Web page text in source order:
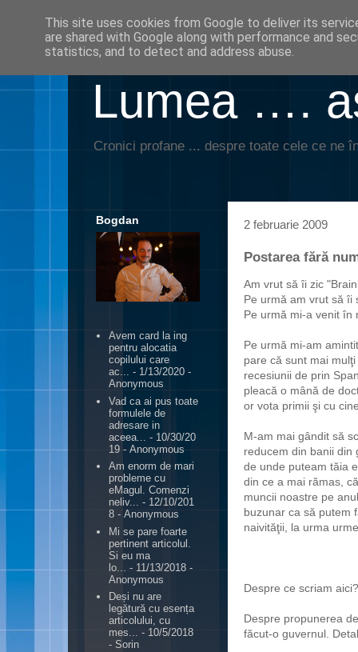
Lumea ….
Cronici profane ... despre toate cele ce ne
2 februarie 2009
Postarea fără
Am vrut să îi zic
Pe urmă am vrut să îi
Pe urmă mi-a venit în
Pe urmă mi-am
pare că sunt mai
recesiunii de prin
pleacă o mână de
or vota primii şi cu
M-am mai gândit să
reducem din banii din
de unde puteam tăia
din ce a mai rămas,
muncii noastre pe
buzunar ca să putem
naivităţii, la urma
Despre ce scriam aici?
Despre propunerea
făcut-o guvernul.
Bogdan
Avem card la ing
pentru alocatia
copilului care
ac... - 1/13/2020 -
Anonymous
Vad ca ai pus toate
formulele de
adresare in
aceea...
- 10/30/20
19 - Anonymous
Am enorm de mari
probleme cu
eMagul. Comenzi
neliv... - 12/10/201
8 - Anonymous
Mi se pare foarte
pertinent articolul.
Si eu ma
lo...
- 11/13/2018 -
Anonymous
Deși nu are
legătură cu esența
articolului, cu
mes... - 10/5/2018
- Sorin
This site uses cookies from Google to deliver its
are shared with Google along with performance and
statistics, and to detect and address abuse.